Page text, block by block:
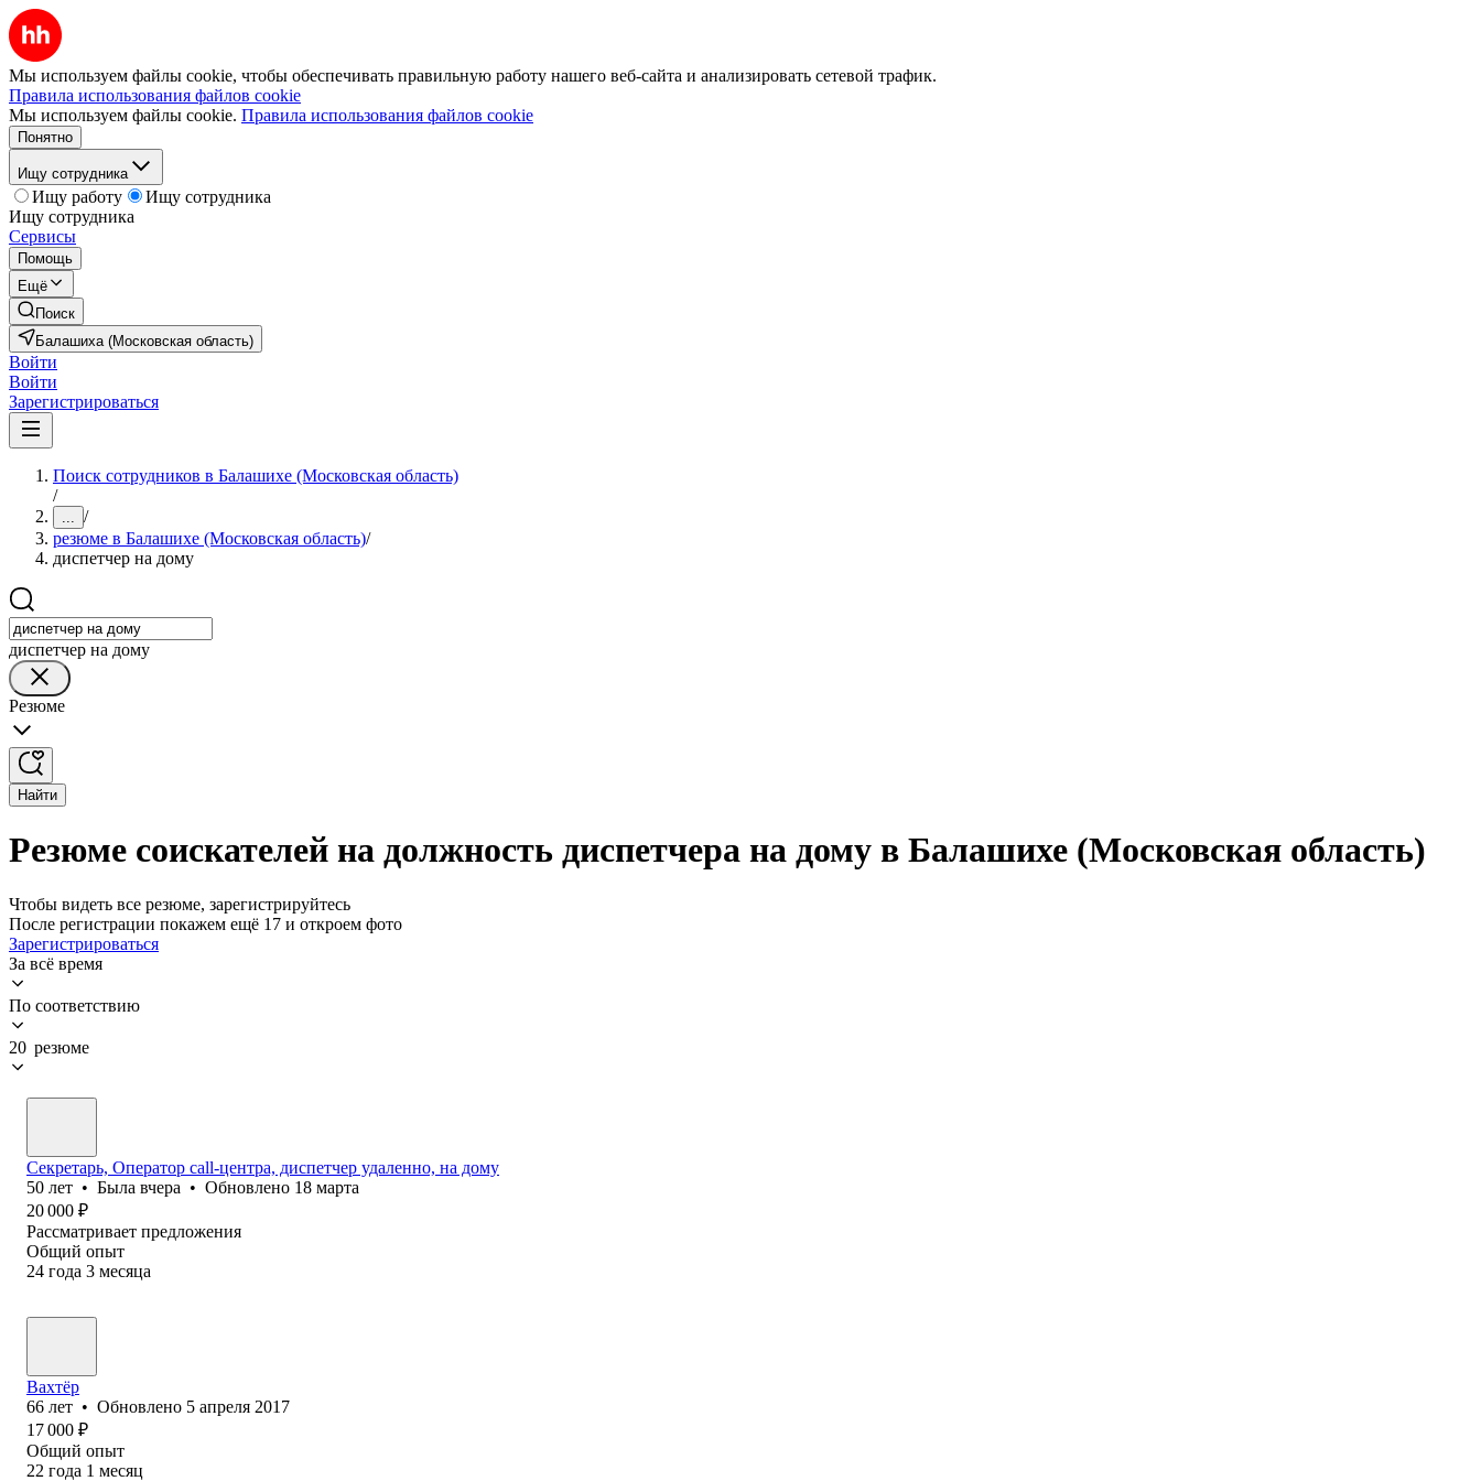
Мы используем файлы cookie, чтобы обеспечивать правильную работу нашего веб-сайта и анализировать сетевой трафик.
Правила использования файлов cookie
Мы используем файлы cookie. Правила использования файлов cookie
Понятно
Ищу сотрудника
Ищу работу
Ищу сотрудника
Ищу сотрудника
Сервисы
Помощь
Ещё
Поиск
Балашиха (Московская область)
Войти
Войти
Зарегистрироваться
Поиск сотрудников в Балашихе (Московская область)
/
... /
резюме в Балашихе (Московская область)/
диспетчер на дому
диспетчер на дому
Резюме
Найти
Резюме соискателей на должность диспетчера на дому в Балашихе (Московская область)
Чтобы видеть все резюме, зарегистрируйтесь
После регистрации покажем ещё 17 и откроем фото
Зарегистрироваться
За всё время
По соответствию
20 резюме
Секретарь, Оператор call-центра, диспетчер удаленно, на дому
50 лет • Была вчера • Обновлено 18 марта
20 000 ₽
Рассматривает предложения
Общий опыт
24 года 3 месяца
Вахтёр
66 лет • Обновлено 5 апреля 2017
17 000 ₽
Общий опыт
22 года 1 месяц